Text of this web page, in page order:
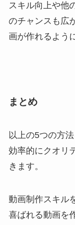
スキル向上や他
のチャンスも広
画が作れるよう
まとめ
以上の5つの方
効率的にクオリ
きます。
動画制作スキル
喜ばれる動画を